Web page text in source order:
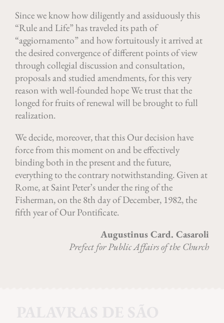
Since we know how diligently and assiduously this
“Rule and Life” has traveled its path of
“aggiornamento” and how fortuitously it arrived at
the desired convergence of different points of view
through collegial discussion and consultation,
proposals and studied amendments, for this very
reason with well-founded hope We trust that the
longed for fruits of renewal will be brought to full
realization.
We decide, moreover, that this Our decision have
force from this moment on and be effectively
binding both in the present and the future,
everything to the contrary notwithstanding. Given at
Rome, at Saint Peter’s under the ring of the
Fisherman, on the 8th day of December, 1982, the
fifth year of Our Pontificate.
Augustinus Card. Casaroli
Prefect for Public Affairs of the Church